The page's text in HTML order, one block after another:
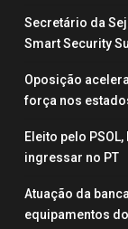
Secretário da
Smart Security
Oposição
força nos
Eleito pelo
ingressar no PT
Atuação da
equipamentos